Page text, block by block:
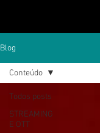
Blog
Todos posts
STREAMING
E OTT
Conteúdo